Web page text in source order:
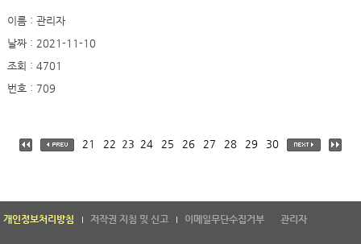
이름 : 관리자
날짜 : 2021-11-10
조회 : 4701
번호 : 709
21 22 23 24 25 26 27 28 29 30
개인정보처리방침 저작권 지침 및 신고 이메일무단수집거부 관리자